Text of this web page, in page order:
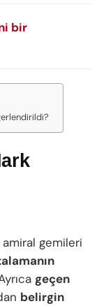
bir
amiral gemileri
geçen
belirgin